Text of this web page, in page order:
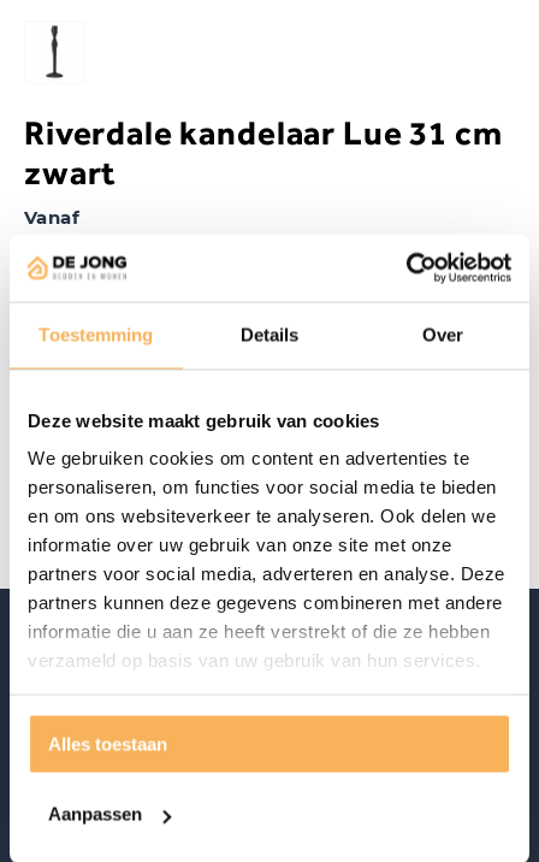
Toestemming Details Over
Deze website maakt gebruik van cookies
We gebruiken cookies om content en advertenties te
personaliseren, om functies voor social media te bieden
en om ons websiteverkeer te analyseren. Ook delen we
informatie over uw gebruik van onze site met onze
partners voor social media, adverteren en analyse. Deze
partners kunnen deze gegevens combineren met andere
informatie die u aan ze heeft verstrekt of die ze hebben
verzameld op basis van uw gebruik van hun services.
Alles toestaan
Aanpassen
Riverdale kandelaar Lue 31 cm
zwart
Vanaf
€32,95
Offerte aanvragen
Specificaties
Riverdale Riverdale
Ontdek ook